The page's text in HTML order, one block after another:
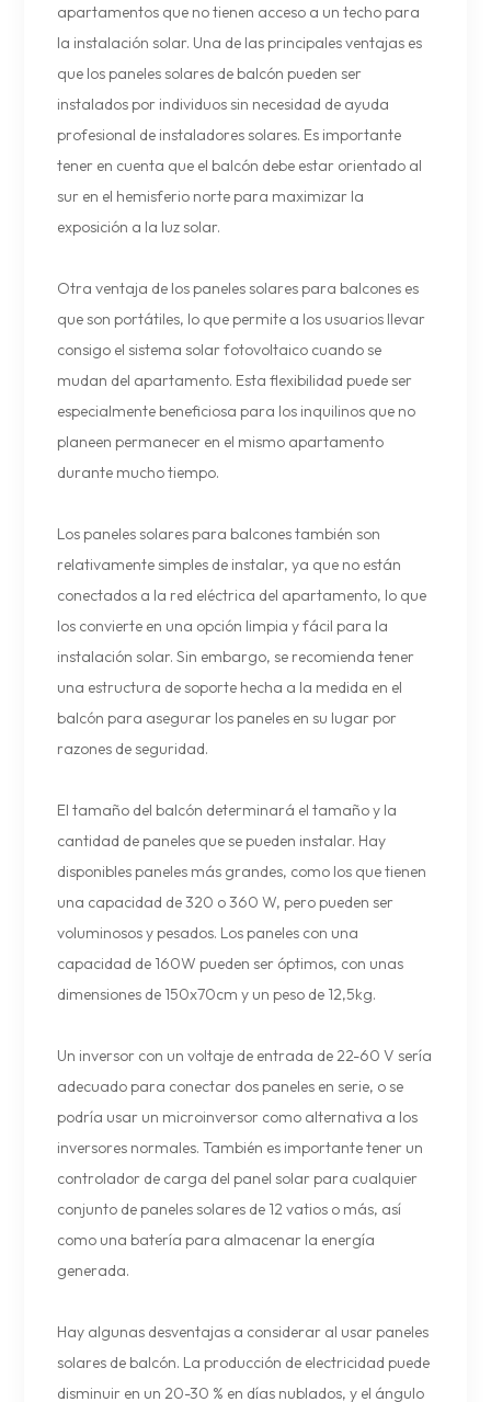
apartamentos que no tienen acceso a un techo para
la instalación solar. Una de las principales ventajas es
que los paneles solares de balcón pueden ser
instalados por individuos sin necesidad de ayuda
profesional de instaladores solares. Es importante
tener en cuenta que el balcón debe estar orientado al
sur en el hemisferio norte para maximizar la
exposición a la luz solar.
Otra ventaja de los paneles solares para balcones es
que son portátiles, lo que permite a los usuarios llevar
consigo el sistema solar fotovoltaico cuando se
mudan del apartamento. Esta flexibilidad puede ser
especialmente beneficiosa para los inquilinos que no
planeen permanecer en el mismo apartamento
durante mucho tiempo.
Los paneles solares para balcones también son
relativamente simples de instalar, ya que no están
conectados a la red eléctrica del apartamento, lo que
los convierte en una opción limpia y fácil para la
instalación solar. Sin embargo, se recomienda tener
una estructura de soporte hecha a la medida en el
balcón para asegurar los paneles en su lugar por
razones de seguridad.
El tamaño del balcón determinará el tamaño y la
cantidad de paneles que se pueden instalar. Hay
disponibles paneles más grandes, como los que tienen
una capacidad de 320 o 360 W, pero pueden ser
voluminosos y pesados. Los paneles con una
capacidad de 160W pueden ser óptimos, con unas
dimensiones de 150x70cm y un peso de 12,5kg.
Un inversor con un voltaje de entrada de 22-60 V sería
adecuado para conectar dos paneles en serie, o se
podría usar un microinversor como alternativa a los
inversores normales. También es importante tener un
controlador de carga del panel solar para cualquier
conjunto de paneles solares de 12 vatios o más, así
como una batería para almacenar la energía
generada.
Hay algunas desventajas a considerar al usar paneles
solares de balcón. La producción de electricidad puede
disminuir en un 20-30 % en días nublados, y el ángulo